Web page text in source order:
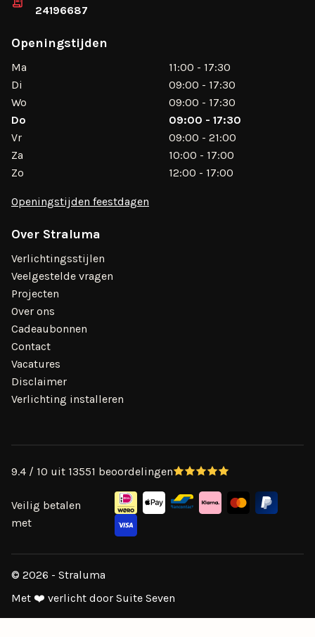
24196687
Openingstijden
Ma
11:00 - 17:30
Di
09:00 - 17:30
Wo
09:00 - 17:30
Do
09:00 - 17:30
Vr
09:00 - 21:00
Za
10:00 - 17:00
Zo
12:00 - 17:00
Openingstijden feestdagen
Over Straluma
Verlichtingsstijlen
Veelgestelde vragen
Projecten
Over ons
Cadeaubonnen
Contact
Vacatures
Disclaimer
Verlichting installeren
9.4 / 10 uit 13551 beoordelingen
Veilig betalen
met
© 2026 - Straluma
Met ❤️ verlicht door Suite Seven